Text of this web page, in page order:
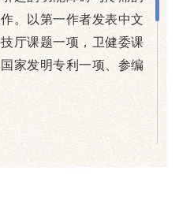
。以第一作者发表中文
厅课题一项，卫健委课
家发明专利一项、参编